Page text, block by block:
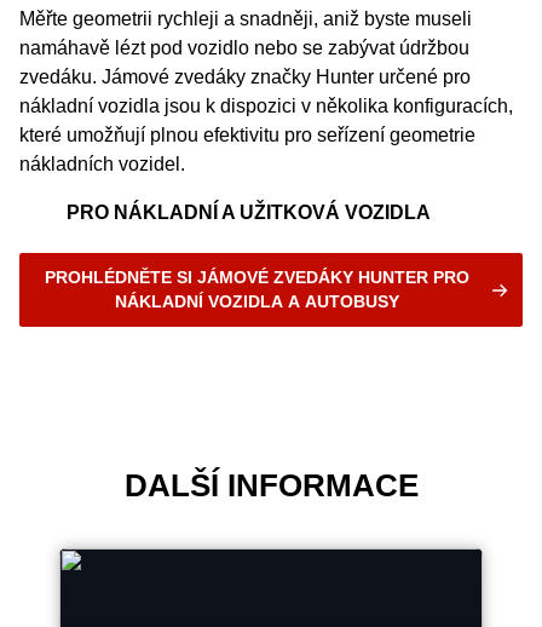
Měřte geometrii rychleji a snadněji, aniž byste museli
namáhavě lézt pod vozidlo nebo se zabývat údržbou
zvedáku. Jámové zvedáky značky Hunter určené pro
nákladní vozidla jsou k dispozici v několika konfiguracích,
které umožňují plnou efektivitu pro seřízení geometrie
nákladních vozidel.
PRO NÁKLADNÍ A UŽITKOVÁ VOZIDLA
PROHLÉDNĚTE SI JÁMOVÉ ZVEDÁKY HUNTER PRO
NÁKLADNÍ VOZIDLA A AUTOBUSY
DALŠÍ INFORMACE